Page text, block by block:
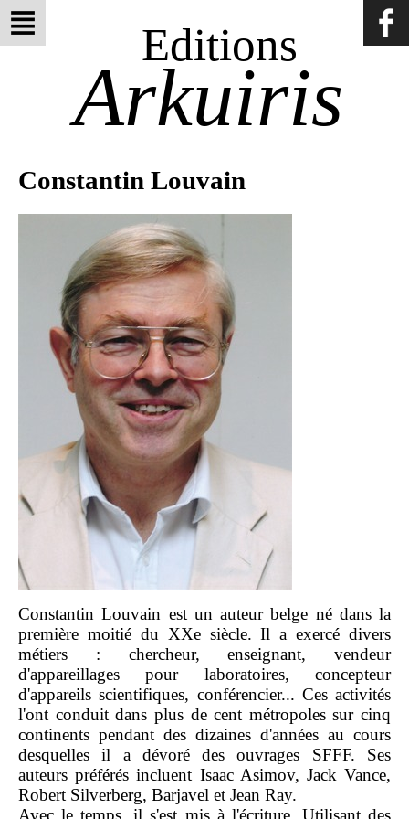
Editions
Arkuiris
Constantin Louvain
Constantin Louvain est un auteur belge né dans la
première moitié du XXe siècle. Il a exercé divers
métiers : chercheur, enseignant, vendeur
d'appareillages pour laboratoires, concepteur
d'appareils scientifiques, conférencier... Ces activités
l'ont conduit dans plus de cent métropoles sur cinq
continents pendant des dizaines d'années au cours
desquelles il a dévoré des ouvrages SFFF. Ses
auteurs préférés incluent Isaac Asimov, Jack Vance,
Robert Silverberg, Barjavel et Jean Ray.
Avec le temps, il s'est mis à l'écriture. Utilisant des